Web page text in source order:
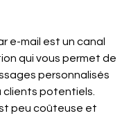
e-mail est un canal
qui vous permet de
personnalisés
clients potentiels.
peu coûteuse et